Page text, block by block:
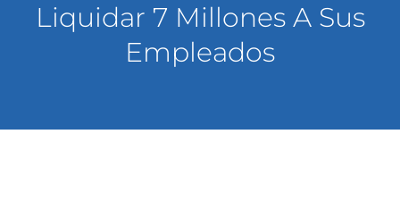
Liquidar 7 Millones A Sus
Empleados